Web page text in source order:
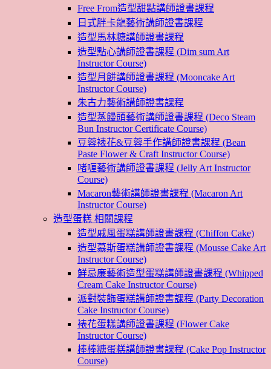
Free From造型甜點講師證書課程
日式胖卡龍藝術講師證書課程
造型馬林糖講師證書課程
造型點心講師證書課程 (Dim sum Art
Instructor Course)
造型月餅講師證書課程 (Mooncake Art
Instructor Course)
朱古力藝術講師證書課程
造型蒸饅頭藝術講師證書課程 (Deco Steam
Bun Instructor Certificate Course)
豆蓉裱花&豆蓉手作講師證書課程 (Bean
Paste Flower & Craft Instructor Course)
啫喱藝術講師證書課程 (Jelly Art Instructor
Course)
Macaron藝術講師證書課程 (Macaron Art
Instructor Course)
造型蛋糕 相關課程
造型戚風蛋糕講師證書課程 (Chiffon Cake)
造型慕斯蛋糕講師證書課程 (Mousse Cake Art
Instructor Course)
鮮忌廉藝術造型蛋糕講師證書課程 (Whipped
Cream Cake Instructor Course)
派對裝飾蛋糕講師證書課程 (Party Decoration
Cake Instructor Course)
裱花蛋糕講師證書課程 (Flower Cake
Instructor Course)
棒棒糖蛋糕講師證書課程 (Cake Pop Instructor
Course)